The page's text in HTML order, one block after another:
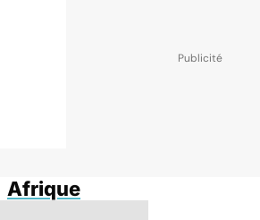
Afrique